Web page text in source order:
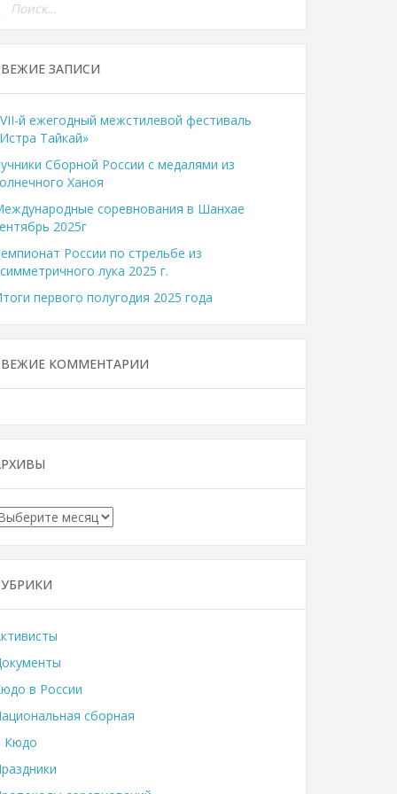
ЗАПИСИ
й ежегодный межстилевой фестиваль
Тайкай»
Сборной России с медалями из
Ханоя
соревнования в Шанхае
2025г
России по стрельбе из
лука 2025 г.
первого полугодия 2025 года
КОММЕНТАРИИ
в России
сборная
Кюдо